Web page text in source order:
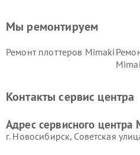
Мы ремонтируем
Ремонт плоттеров Mimaki
Контакты сервис центра
Адрес сервисного центра
г. Новосибирск, Советская